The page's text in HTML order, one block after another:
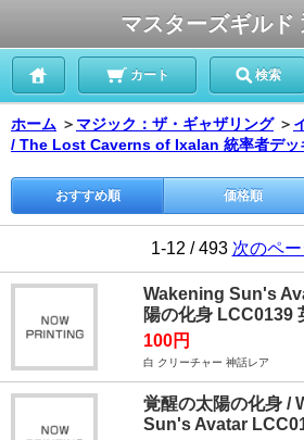
マスターズギルド
カート 検索
ホーム ＞ マジック：ザ・ギャザリング ＞
/ The Lost Caverns of Ixalan 統率者デッ
おすすめ順 価格順
1-12 / 493 次のペ
Wakening Sun's
陽の化身 LCC0139
100円
白 クリーチャー 神話レア
覚醒の太陽の化身 /
Sun's Avatar